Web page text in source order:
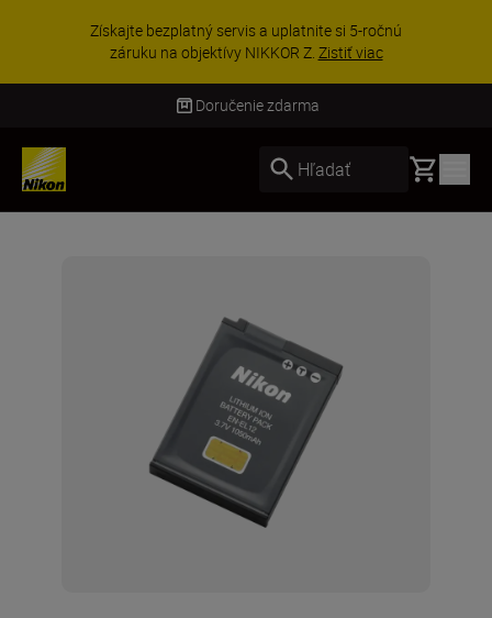
Získajte bezplatný servis a uplatnite si 5-ročnú
záruku na objektívy NIKKOR Z. Zistiť viac
Doručenie zdarma
Hľadať Basket